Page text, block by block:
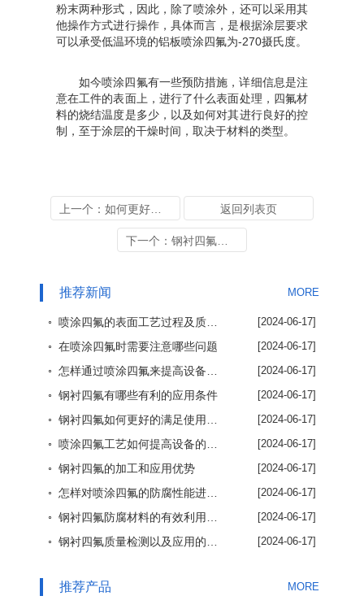
粉末两种形式，因此，除了喷涂外，还可以采用其
他操作方式进行操作，具体而言，是根据涂层要求
可以承受低温环境的铝板喷涂四氟为-270摄氏度。
如今喷涂四氟有一些预防措施，详细信息是注
意在工件的表面上，进行了什么表面处理，四氟材
料的烧结温度是多少，以及如何对其进行良好的控
制，至于涂层的干燥时间，取决于材料的类型。
返回列表页
推荐新闻 MORE
[2024-06-17]
◦ 在喷涂四氟时需要注意哪些问题 [2024-06-17]
[2024-06-17]
◦ 钢衬四氟有哪些有利的应用条件 [2024-06-17]
[2024-06-17]
[2024-06-17]
◦ 钢衬四氟的加工和应用优势 [2024-06-17]
[2024-06-17]
[2024-06-17]
[2024-06-17]
推荐产品 MORE